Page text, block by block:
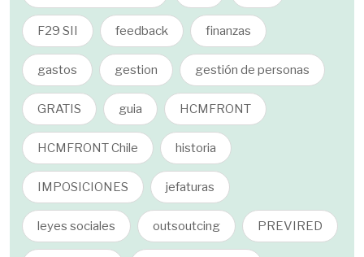
F29 SII feedback finanzas
gastos gestion gestión de personas
GRATIS guia HCMFRONT
HCMFRONT Chile historia
IMPOSICIONES jefaturas
leyes sociales outsoutcing PREVIRED